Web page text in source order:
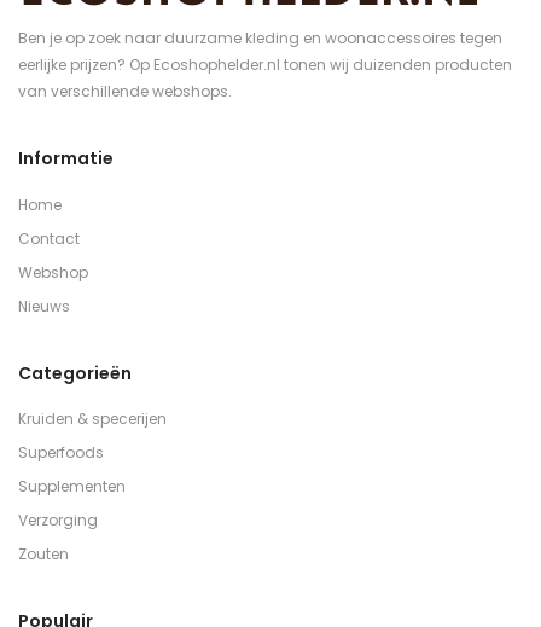
Ben je op zoek naar duurzame kleding en woonaccessoires tegen
eerlijke prijzen? Op Ecoshophelder.nl tonen wij duizenden producten
van verschillende webshops.
Informatie
Home
Contact
Webshop
Nieuws
Categorieën
Kruiden & specerijen
Superfoods
Supplementen
Verzorging
Zouten
Populair